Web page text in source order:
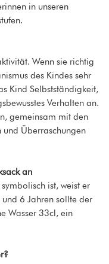
in unseren
Wenn sie richtig
des Kindes sehr
Kind Selbstständigkeit,
Verhalten an.
gemeinsam mit den
und Überraschungen
an
ist, weist er
6 Jahren sollte der
Wasser 33cl, ein